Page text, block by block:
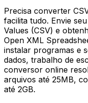
Precisa converter
facilita tudo. Envie
Values (CSV) e
Open XML
instalar programas e
dados, trabalho de
conversor online
arquivos até 25MB,
até 2GB.